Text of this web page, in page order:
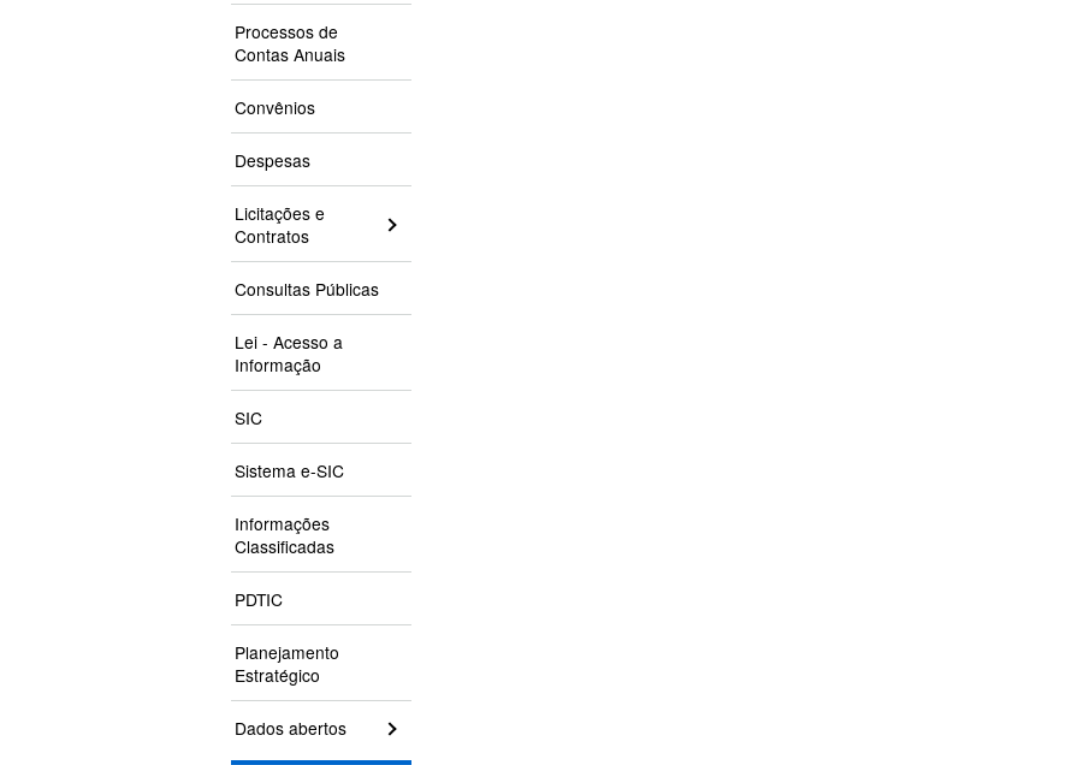
Processos de
Contas Anuais
Convênios
Despesas
Licitações e
Contratos
Consultas Públicas
Lei - Acesso a
Informação
SIC
Sistema e-SIC
Informações
Classificadas
PDTIC
Planejamento
Estratégico
Dados abertos